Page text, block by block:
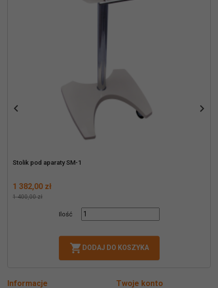

Stolik pod aparaty SM-1
Cena
1 382,00 zł
Normalna cena
1 400,00 zł
Ilość
 DODAJ DO KOSZYKA

Informacje Twoje konto